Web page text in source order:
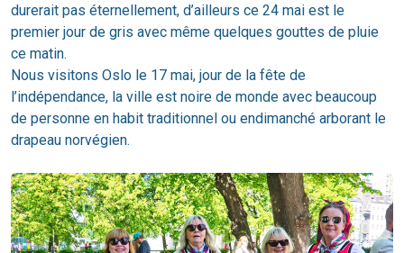
durerait pas éternellement, d’ailleurs ce 24 mai est le
premier jour de gris avec même quelques gouttes de pluie
ce matin.
Nous visitons Oslo le 17 mai, jour de la fête de
l’indépendance, la ville est noire de monde avec beaucoup
de personne en habit traditionnel ou endimanché arborant le
drapeau norvégien.